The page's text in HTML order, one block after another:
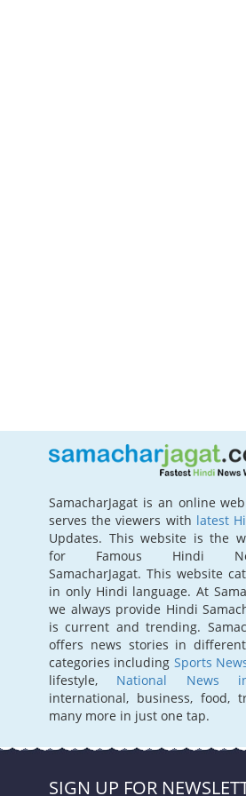
SamacharJagat is an online
serves the viewers with latest
Updates. This website is the
for Famous Hindi
SamacharJagat. This website
in only Hindi language. At
we always provide Hindi
is current and trending.
offers news stories in
categories including Sports
lifestyle, National News
international, business, food,
many more in just one tap.
SIGN UP FOR